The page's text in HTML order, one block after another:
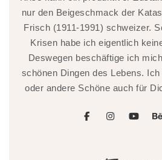
nur den Beigeschmack der
Frisch (1911-1991) schweizer.
Krisen habe ich eigentlich
Deswegen beschäftige ich
schönen Dingen des Lebens.
oder andere Schöne auch für